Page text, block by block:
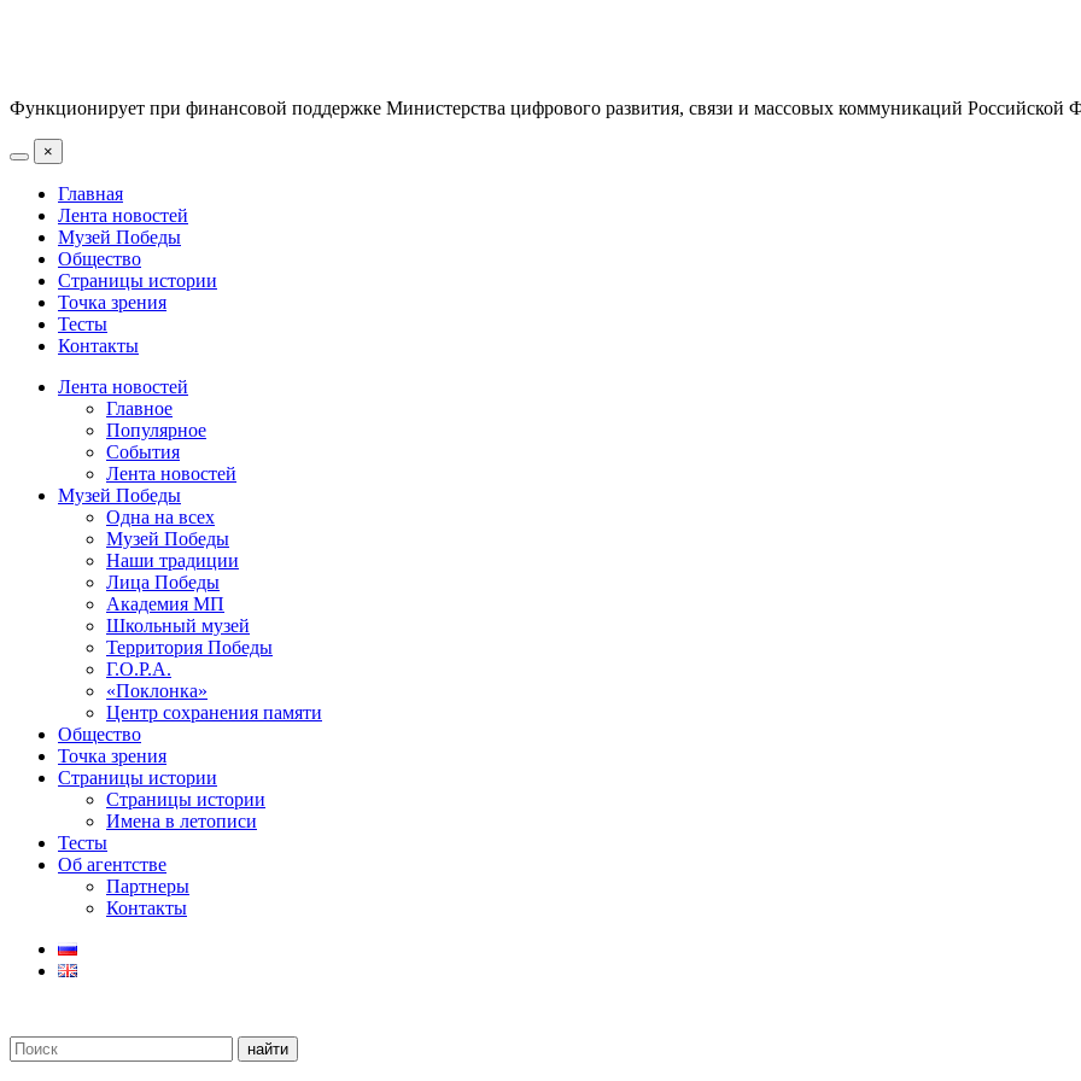
Функционирует при финансовой поддержке Министерства цифрового развития, связи и массовых коммуникаций Российской
×
Главная
Лента новостей
Музей Победы
Общество
Страницы истории
Точка зрения
Тесты
Контакты
Лента новостей
Главное
Популярное
События
Лента новостей
Музей Победы
Одна на всех
Музей Победы
Наши традиции
Лица Победы
Академия МП
Школьный музей
Территория Победы
Г.О.Р.А.
«Поклонка»
Центр сохранения памяти
Общество
Точка зрения
Страницы истории
Страницы истории
Имена в летописи
Тесты
Об агентстве
Партнеры
Контакты